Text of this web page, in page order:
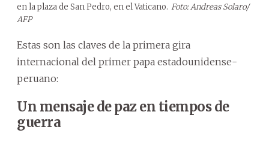
en la plaza de San Pedro, en el Vaticano. Foto: Andreas Solaro/
AFP
Estas son las claves de la primera gira
internacional del primer papa estadounidense-
peruano:
Un mensaje de paz en tiempos de
guerra